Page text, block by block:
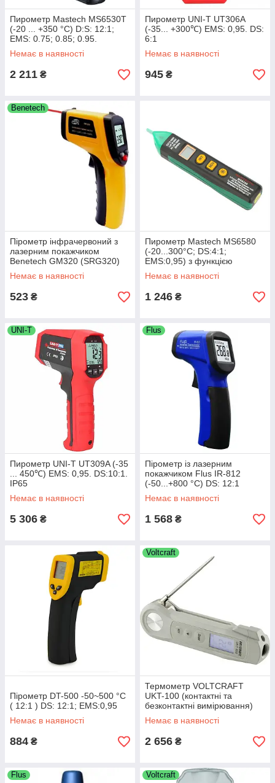
Пирометр Mastech MS6530T
(-20 ... +350 °C) D:S: 12:1;
EMS: 0.75; 0.85; 0.95.
Температура та вологість
повітря.
Немає в наявності
2 211 ₴
Пирометр UNI-T UT306A
(-35... +300℃) EMS: 0,95. DS:
6:1
Немає в наявності
945 ₴
Benetech
Пірометр інфрачервоний з
лазерним покажчиком
Benetech GM320 (SRG320)
-50~380 °C ( 12:1)
Немає в наявності
523 ₴
Пирометр Mastech MS6580
(-20...300°С; DS:4:1;
EMS:0,95) з функцією
безконтактного детектора
напруги
Немає в наявності
1 246 ₴
UNI-T
Пирометр UNI-T UT309A (-35
... 450℃) EMS: 0,95. DS:10:1.
IP65
Немає в наявності
5 306 ₴
Flus
Пірометр із лазерним
покажчиком Flus IR-812
(-50...+800 °C) DS: 12:1
Немає в наявності
1 568 ₴
Пірометр DT-500 -50~500 °C
( 12:1 ) DS: 12:1; EMS:0,95
Немає в наявності
884 ₴
Voltcraft
Термометр VOLTCRAFT
UKT-100 (контактні та
безконтактні вимірювання)
(-40 до +280 °C) IP65, DS:4:1.
Германия
Немає в наявності
2 656 ₴
Flus Voltcraft